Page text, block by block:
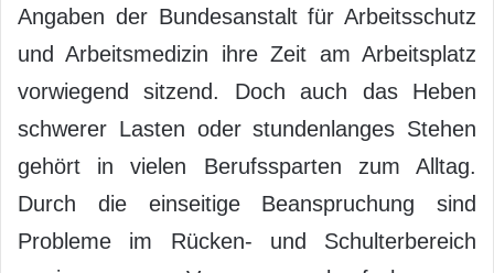
Angaben der Bundesanstalt für Arbeitsschutz
und Arbeitsmedizin ihre Zeit am Arbeitsplatz
vorwiegend sitzend. Doch auch das Heben
schwerer Lasten oder stundenlanges Stehen
gehört in vielen Berufssparten zum Alltag.
Durch die einseitige Beanspruchung sind
Probleme im Rücken- und Schulterbereich